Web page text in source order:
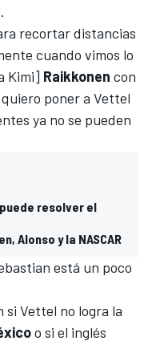
recortar distancias
cuando vimos lo
Kimi] Raikkonen con
poner a Vettel
ya no se pueden
resolver el
Alonso y la NASCAR
está un poco
si Vettel no logra la
o si el inglés